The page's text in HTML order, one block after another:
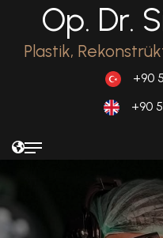
Op. Dr.
Plastik,
+90
+90